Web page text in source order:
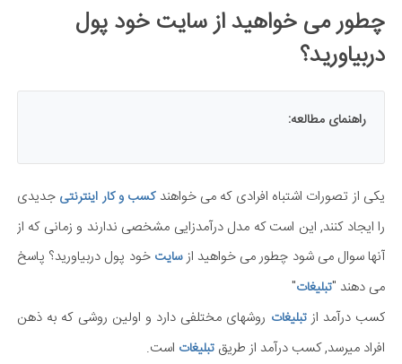
چطور می خواهید از سایت خود پول
دربیاورید؟
راهنمای مطالعه:
یکی از تصورات اشتباه افرادی که می خواهندکسب و کار اینترنتی جدیدی
را ایجاد کنند, این است که مدل درآمدزایی مشخصی ندارند و زمانی که از
آنها سوال می شود چطور می خواهید ازسایت خود پول دربیاورید؟ پاسخ
می دهند "تبلیغات"
کسب درآمد ازتبلیغات روشهای مختلفی دارد و اولین روشی که به ذهن
افراد میرسد, کسب درآمد از طریق تبلیغات است.